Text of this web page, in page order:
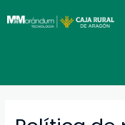
al